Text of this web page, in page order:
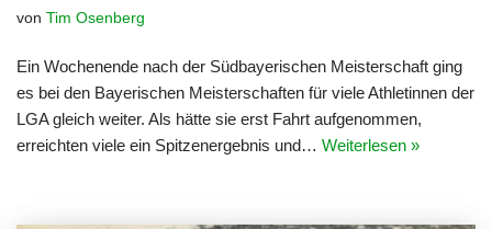
von Tim Osenberg
Ein Wochenende nach der Südbayerischen Meisterschaft ging
es bei den Bayerischen Meisterschaften für viele Athletinnen der
LGA gleich weiter. Als hätte sie erst Fahrt aufgenommen,
erreichten viele ein Spitzenergebnis und… Weiterlesen »